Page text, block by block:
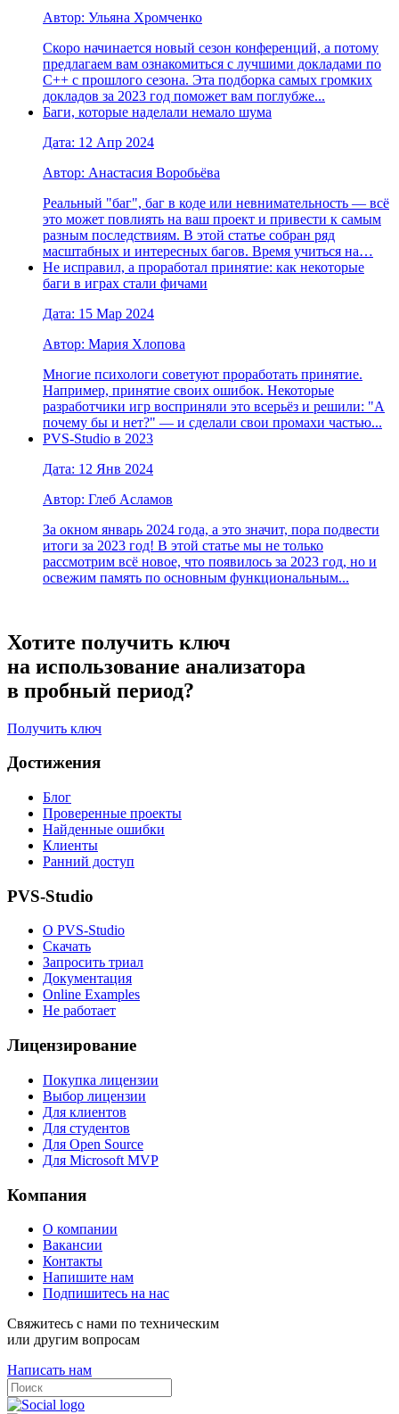
Автор: Ульяна Хромченко
Скоро начинается новый сезон конференций, а потому
предлагаем вам ознакомиться с лучшими докладами по
С++ с прошлого сезона. Эта подборка самых громких
докладов за 2023 год поможет вам поглубже...
Баги, которые наделали немало шума
Дата: 12 Апр 2024
Автор: Анастасия Воробьёва
Реальный "баг", баг в коде или невнимательность — всё
это может повлиять на ваш проект и привести к самым
разным последствиям. В этой статье собран ряд
масштабных и интересных багов. Время учиться на…
Не исправил, а проработал принятие: как некоторые
баги в играх стали фичами
Дата: 15 Мар 2024
Автор: Мария Хлопова
Многие психологи советуют проработать принятие.
Например, принятие своих ошибок. Некоторые
разработчики игр восприняли это всерьёз и решили: "А
почему бы и нет?" — и сделали свои промахи частью...
PVS-Studio в 2023
Дата: 12 Янв 2024
Автор: Глеб Асламов
За окном январь 2024 года, а это значит, пора подвести
итоги за 2023 год! В этой статье мы не только
рассмотрим всё новое, что появилось за 2023 год, но и
освежим память по основным функциональным...
Хотите получить ключ
на использование анализатора
в пробный период?
Получить ключ
Достижения
Блог
Проверенные проекты
Найденные ошибки
Клиенты
Ранний доступ
PVS-Studio
О PVS-Studio
Скачать
Запросить триал
Документация
Online Examples
Не работает
Лицензирование
Покупка лицензии
Выбор лицензии
Для клиентов
Для студентов
Для Open Source
Для Microsoft MVP
Компания
О компании
Вакансии
Контакты
Напишите нам
Подпишитесь на нас
Свяжитесь с нами по техническим
или другим вопросам
Написать нам